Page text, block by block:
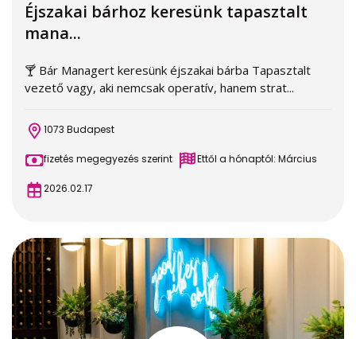
Éjszakai bárhoz keresünk tapasztalt
mana...
🍸 Bár Managert keresünk éjszakai bárba Tapasztalt
vezető vagy, aki nemcsak operatív, hanem strat...
1073 Budapest
fizetés megegyezés szerint Ettől a hónaptól: Március
2026.02.17